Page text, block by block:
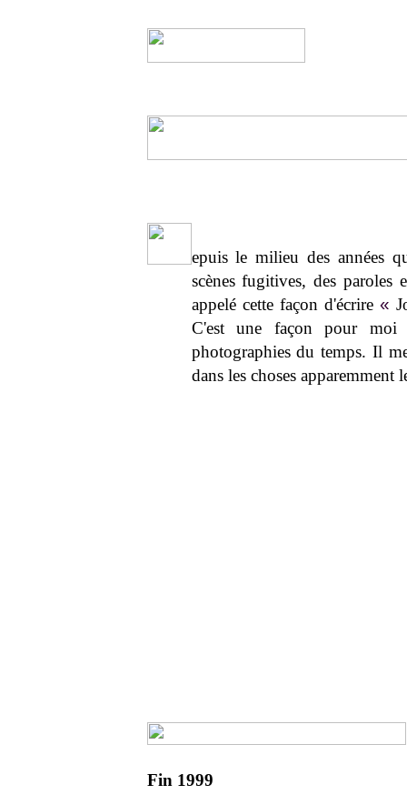
epuis le milieu des années
scènes fugitives, des paroles
appelé cette façon d'écrire «
C'est une façon pour moi
photographies du temps. Il
dans les choses apparemment
Fin 1999